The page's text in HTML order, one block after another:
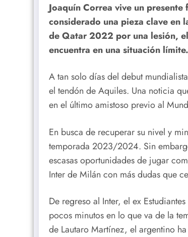
Joaquín Correa vive un
considerado una pieza clave en
de Qatar 2022 por una lesión,
encuentra en una situación límite.
A tan solo días del debut
el tendón de Aquiles. Una noticia
en el último amistoso previo al
En busca de recuperar su nivel y
temporada 2023/2024. Sin
escasas oportunidades de jugar
Inter de Milán con más dudas que
De regreso al Inter, el ex
pocos minutos en lo que va de la
de Lautaro Martínez, el argentino